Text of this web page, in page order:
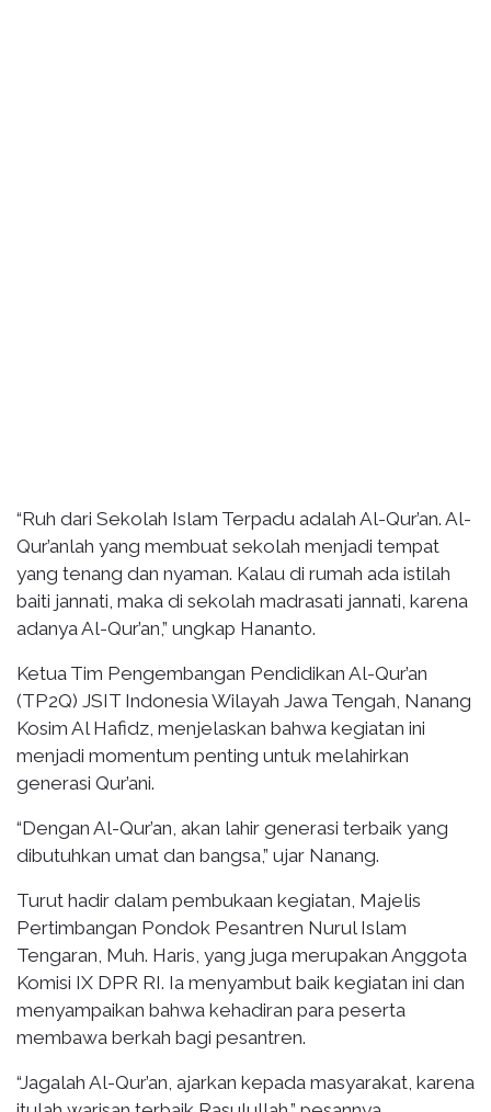
“Ruh dari Sekolah Islam Terpadu adalah Al-Qur’an. Al-
Qur’anlah yang membuat sekolah menjadi tempat
yang tenang dan nyaman. Kalau di rumah ada istilah
baiti jannati, maka di sekolah madrasati jannati, karena
adanya Al-Qur’an,” ungkap Hananto.
Ketua Tim Pengembangan Pendidikan Al-Qur’an
(TP2Q) JSIT Indonesia Wilayah Jawa Tengah, Nanang
Kosim Al Hafidz, menjelaskan bahwa kegiatan ini
menjadi momentum penting untuk melahirkan
generasi Qur’ani.
“Dengan Al-Qur’an, akan lahir generasi terbaik yang
dibutuhkan umat dan bangsa,” ujar Nanang.
Turut hadir dalam pembukaan kegiatan, Majelis
Pertimbangan Pondok Pesantren Nurul Islam
Tengaran, Muh. Haris, yang juga merupakan Anggota
Komisi IX DPR RI. Ia menyambut baik kegiatan ini dan
menyampaikan bahwa kehadiran para peserta
membawa berkah bagi pesantren.
“Jagalah Al-Qur’an, ajarkan kepada masyarakat, karena